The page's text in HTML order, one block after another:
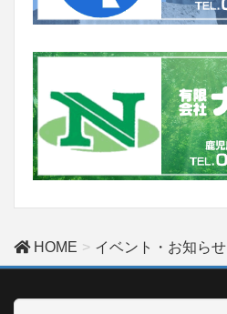
HOME イベント・お知らせ